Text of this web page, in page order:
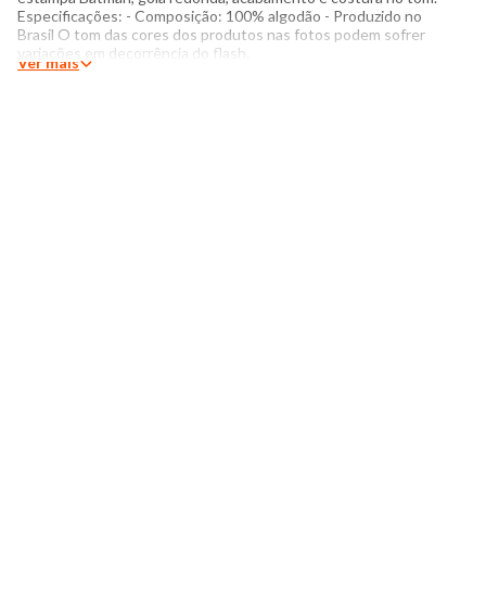
Especificações: - Composição: 100% algodão - Produzido no
Brasil O tom das cores dos produtos nas fotos podem sofrer
variações em decorrência do flash.
Ver mais